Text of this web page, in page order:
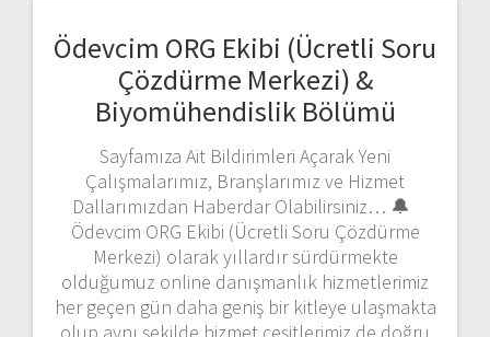
Ödevcim ORG Ekibi (Ücretli Soru
Çözdürme Merkezi) &
Biyomühendislik Bölümü
Sayfamıza Ait Bildirimleri Açarak Yeni
Çalışmalarımız, Branşlarımız ve Hizmet
Dallarımızdan Haberdar Olabilirsiniz… 🔔
Ödevcim ORG Ekibi (Ücretli Soru Çözdürme
Merkezi) olarak yıllardır sürdürmekte
olduğumuz online danışmanlık hizmetlerimiz
her geçen gün daha geniş bir kitleye ulaşmakta